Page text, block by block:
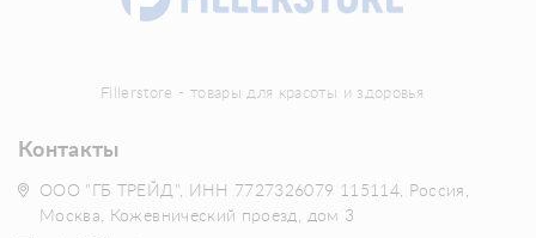
Fillerstore - товары для красоты и здоровья
Контакты
ООО "ГБ ТРЕЙД", ИНН 7727326079 115114, Россия,
Москва, Кожевнический проезд, дом 3